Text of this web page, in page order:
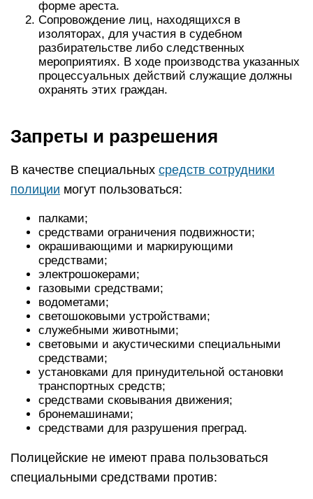
форме ареста.
Сопровождение лиц, находящихся в
изоляторах, для участия в судебном
разбирательстве либо следственных
мероприятиях. В ходе производства указанных
процессуальных действий служащие должны
охранять этих граждан.
Запреты и разрешения
В качестве специальных средств сотрудники
полиции могут пользоваться:
палками;
средствами ограничения подвижности;
окрашивающими и маркирующими
средствами;
электрошокерами;
газовыми средствами;
водометами;
светошоковыми устройствами;
служебными животными;
световыми и акустическими специальными
средствами;
установками для принудительной остановки
транспортных средств;
средствами сковывания движения;
бронемашинами;
средствами для разрушения преград.
Полицейские не имеют права пользоваться
специальными средствами против: